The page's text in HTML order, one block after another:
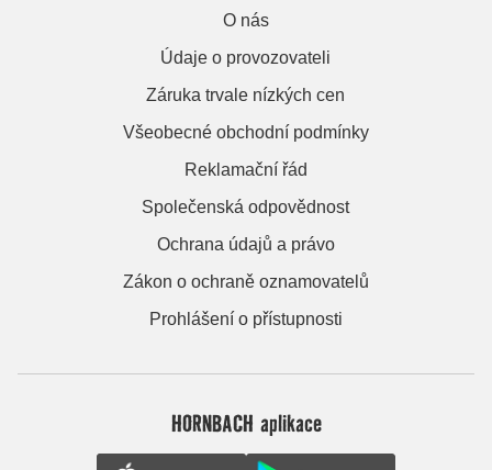
O nás
Údaje o provozovateli
Záruka trvale nízkých cen
Všeobecné obchodní podmínky
Reklamační řád
Společenská odpovědnost
Ochrana údajů a právo
Zákon o ochraně oznamovatelů
Prohlášení o přístupnosti
HORNBACH aplikace